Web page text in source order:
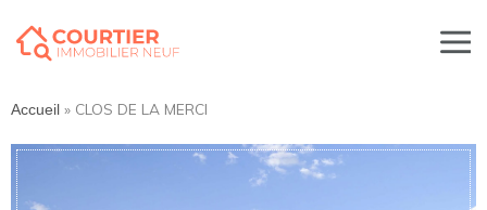
Accueil » CLOS DE LA MERCI